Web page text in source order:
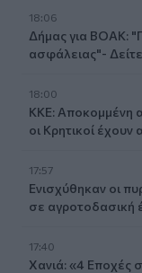
18:06
Δήμας για ΒΟΑΚ:
ασφάλειας"- Δείτε
18:00
ΚΚΕ: Αποκομμένη
οι Κρητικοί
17:57
Ενισχύθηκαν οι
σε αγροτοδασική
17:40
Χανιά: «4 Εποχές